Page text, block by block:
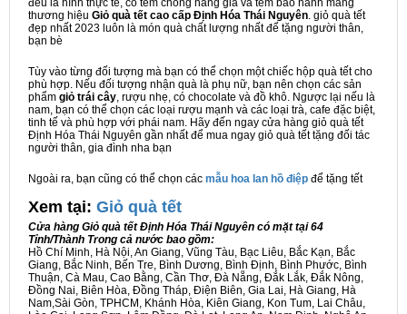
đều là hình thực tế, có tem chống hàng giả và tem bảo hành mang
thương hiệu Giỏ quà tết cao cấp Định Hóa Thái Nguyên. giỏ quà tết
đẹp nhất 2023 luôn là món quà chất lượng nhất để tặng người thân,
bạn bè
Tùy vào từng đối tượng mà bạn có thể chọn một chiếc hộp quà tết cho
phù hợp. Nếu đối tượng nhận quà là phụ nữ, bạn nên chọn các sản
phẩm giỏ trái cây, rượu nhẹ, có chocolate và đồ khô. Ngược lại nếu là
nam, bạn có thể chọn các loại rượu mạnh và các loại trà, cafe đặc biệt,
tinh tế và phù hợp với phái nam. Hãy đến ngay cửa hàng giỏ quà tết
Định Hóa Thái Nguyên gần nhất để mua ngay giỏ quà tết tặng đối tác
người thân, gia đình nha bạn
Ngoài ra, bạn cũng có thể chọn các mẫu hoa lan hồ điệp để tặng tết
Xem tại: Giỏ quà tết
Cửa hàng Giỏ quà tết Định Hóa Thái Nguyên có mặt tại 64
Tỉnh/Thành Trong cả nước bao gồm:
Hồ Chí Minh, Hà Nội, An Giang, Vũng Tàu, Bạc Liêu, Bắc Kạn, Bắc
Giang, Bắc Ninh, Bến Tre, Bình Dương, Bình Định, Bình Phước, Bình
Thuận, Cà Mau, Cao Bằng, Cần Thơ, Đà Nẵng, Đắk Lắk, Đắk Nông,
Đồng Nai, Biên Hòa, Đồng Tháp, Điện Biên, Gia Lai, Hà Giang, Hà
Nam,Sài Gòn, TPHCM, Khánh Hòa, Kiên Giang, Kon Tum, Lai Châu,